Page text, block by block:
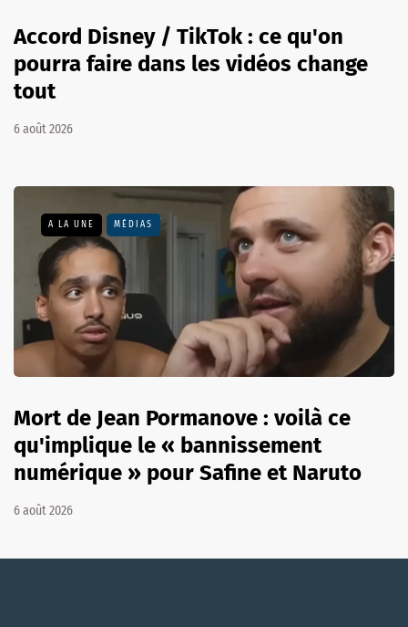
Accord Disney / TikTok : ce qu'on
pourra faire dans les vidéos change
tout
6 août 2026
A LA UNE MÉDIAS
Mort de Jean Pormanove : voilà ce
qu'implique le « bannissement
numérique » pour Safine et Naruto
6 août 2026